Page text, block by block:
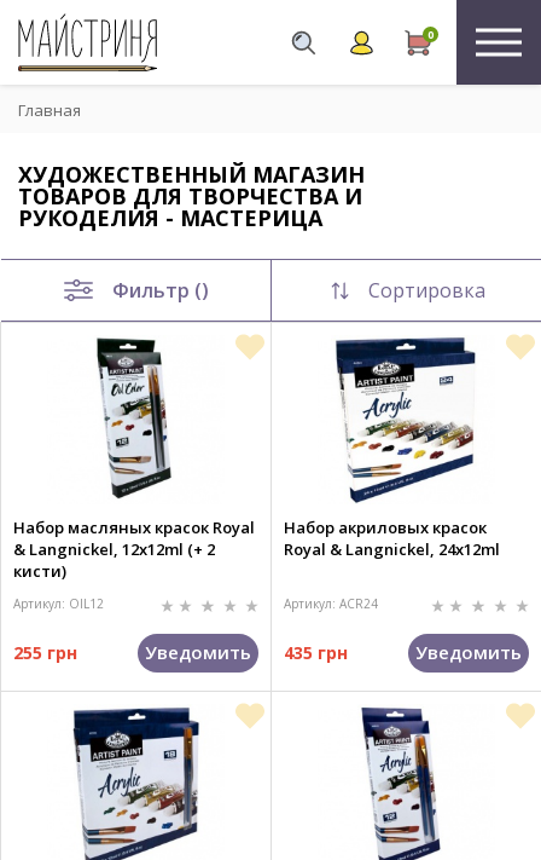
0
Главная
ХУДОЖЕСТВЕННЫЙ МАГАЗИН
ТОВАРОВ ДЛЯ ТВОРЧЕСТВА И
РУКОДЕЛИЯ - МАСТЕРИЦА
Фильтр () Сортировка
Набор масляных красок Royal
& Langnickel, 12x12ml (+ 2
кисти)
Артикул: OIL12
255 грн Уведомить
Набор акриловых красок
Royal & Langnickel, 24x12ml
Артикул: ACR24
435 грн Уведомить